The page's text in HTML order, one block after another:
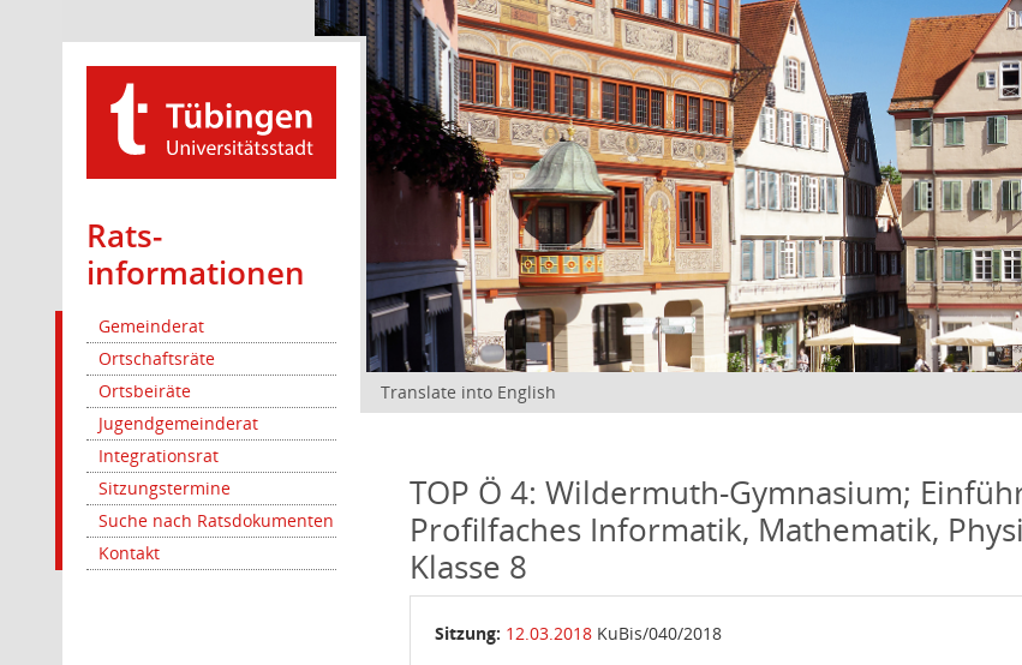
Rats­
informationen
Gemeinderat
Ortschaftsräte
Ortsbeiräte
Jugendgemeinderat
Integrationsrat
Sitzungstermine
Suche nach Ratsdokumenten
Kontakt
Translate into English
TOP Ö 4: Wildermuth-Gymnasium;
Profilfaches Informatik, Mathematik,
Klasse 8
Sitzung: 12.03.2018 KuBis/040/2018